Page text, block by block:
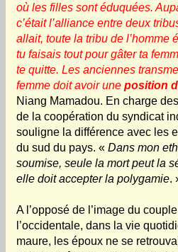
où les filles sont éduquées.
c’était l’alliance entre deux
allait, toute la tribu de l’homme
tu faisais tout pour gâter ta
te quitte. Les anciennes
femme doit avoir une position
Niang Mamadou. En charge
de la coopération du syndicat
souligne la différence avec les
du sud du pays. « Dans mon
soumise, seule la mort peut la
elle doit accepter la polygamie.
A l’opposé de l’image du
l’occidentale, dans la vie
maure, les époux ne se